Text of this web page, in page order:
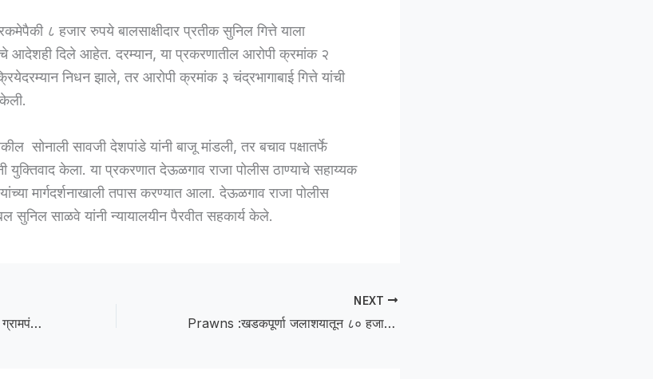
८ हजार रुपये बालसाक्षीदार प्रतीक सुनिल गित्ते याला
आदेशही दिले आहेत. दरम्यान, या प्रकरणातील आरोपी क्रमांक २
निधन झाले, तर आरोपी क्रमांक ३ चंद्रभागाबाई गित्ते यांची
सोनाली सावजी देशपांडे यांनी बाजू मांडली, तर बचाव पक्षातर्फे
केला. या प्रकरणात देऊळगाव राजा पोलीस ठाण्याचे सहाय्यक
मार्गदर्शनाखाली तपास करण्यात आला. देऊळगाव राजा पोलीस
सुनिल साळवे यांनी न्यायालयीन पैरवीत सहकार्य केले.
Gram Panchayat Elections: ग्रामपंचायत निवडणुकांची रंगत वाढणार; सदस्य आरक्षण सोडतीचा कार्यक्रम जाहीर
NEXT
Prawns :खडकपूर्णा जलाशयातून ८० हजारांचे झिंगे चोरी; चौघांविरुद्ध गुन्हा दाखल